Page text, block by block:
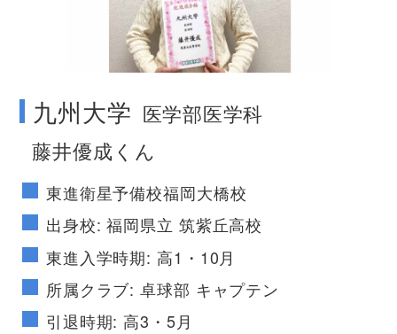
九州大学 医学部医学科
藤井優成くん
東進衛星予備校福岡大橋校
出身校: 福岡県立 筑紫丘高校
東進入学時期: 高1・10月
所属クラブ: 卓球部 キャプテン
引退時期: 高3・5月